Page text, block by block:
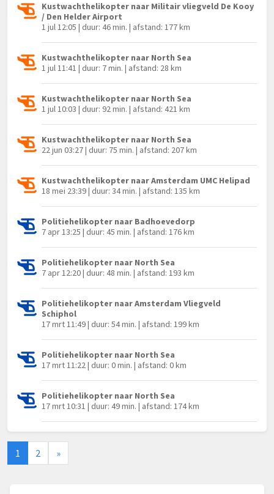
Kustwachthelikopter naar Militair vliegveld De Kooy
/ Den Helder Airport
1 jul 12:05 | duur: 46 min. | afstand: 177 km
Kustwachthelikopter naar North Sea
1 jul 11:41 | duur: 7 min. | afstand: 28 km
Kustwachthelikopter naar North Sea
1 jul 10:03 | duur: 92 min. | afstand: 421 km
Kustwachthelikopter naar North Sea
22 jun 03:27 | duur: 75 min. | afstand: 207 km
Kustwachthelikopter naar Amsterdam UMC Helipad
18 mei 23:39 | duur: 34 min. | afstand: 135 km
Politiehelikopter naar Badhoevedorp
7 apr 13:25 | duur: 45 min. | afstand: 176 km
Politiehelikopter naar North Sea
7 apr 12:20 | duur: 48 min. | afstand: 193 km
Politiehelikopter naar Amsterdam Vliegveld
Schiphol
17 mrt 11:49 | duur: 54 min. | afstand: 199 km
Politiehelikopter naar North Sea
17 mrt 11:22 | duur: 0 min. | afstand: 0 km
Politiehelikopter naar North Sea
17 mrt 10:31 | duur: 49 min. | afstand: 174 km
1 2 »